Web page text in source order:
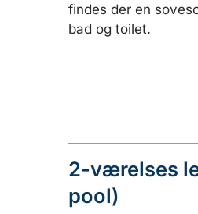
findes der en
bad og toilet.
2-værelses
pool)